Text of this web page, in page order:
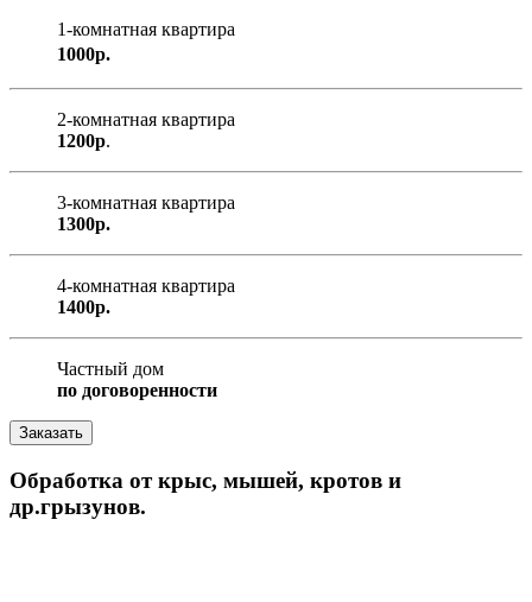
1-комнатная квартира
1000р.
2-комнатная квартира
1200р.
3-комнатная квартира
1300р.
4-комнатная квартира
1400р.
Частный дом
по договоренности
Заказать
Обработка от крыс, мышей, кротов и
др.грызунов.